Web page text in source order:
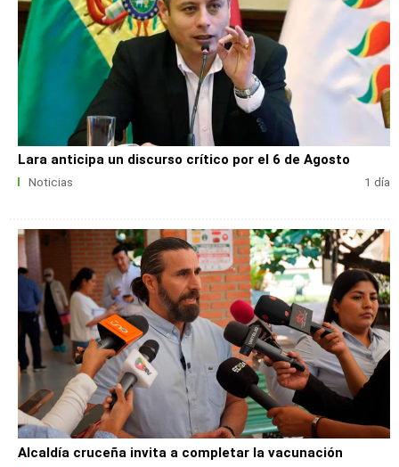
Lara anticipa un discurso crítico por el 6 de Agosto
Noticias 1 día
Alcaldía cruceña invita a completar la vacunación